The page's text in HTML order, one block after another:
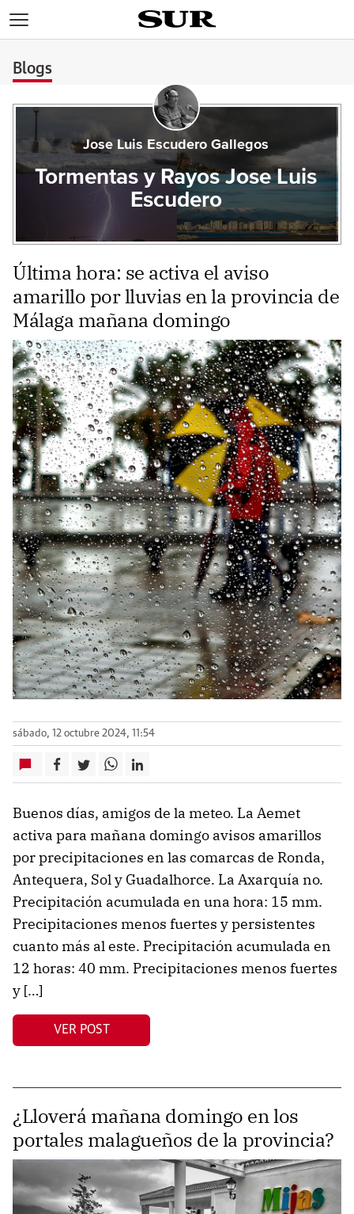
Blogs
Jose Luis Escudero Gallegos
Tormentas y Rayos Jose Luis
Escudero
Última hora: se activa el aviso
amarillo por lluvias en la provincia de
Málaga mañana domingo
sábado, 12 octubre 2024, 11:54
Buenos días, amigos de la meteo. La Aemet
activa para mañana domingo avisos amarillos
por precipitaciones en las comarcas de Ronda,
Antequera, Sol y Guadalhorce. La Axarquía no.
Precipitación acumulada en una hora: 15 mm.
Precipitaciones menos fuertes y persistentes
cuanto más al este. Precipitación acumulada en
12 horas: 40 mm. Precipitaciones menos fuertes
y […]
VER POST
¿Lloverá mañana domingo en los
portales malagueños de la provincia?